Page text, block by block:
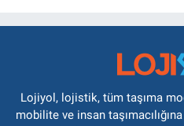
Lojiyol, lojistik, tüm taşıma
mobilite ve insan